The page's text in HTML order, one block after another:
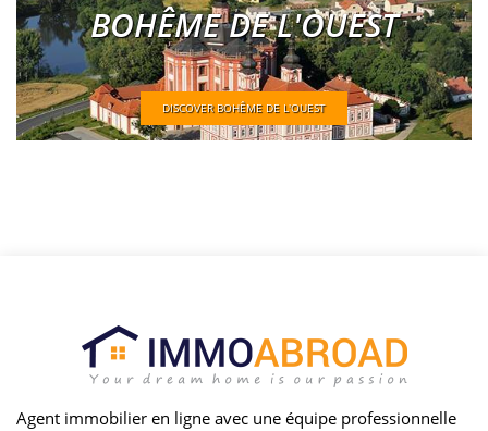
BOHÊME DE L'OUEST
DISCOVER BOHÊME DE L'OUEST
Agent immobilier en ligne avec une équipe professionnelle